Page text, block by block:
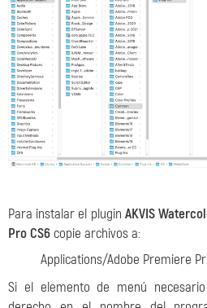
Para instalar el plugin AKVIS
Pro CS6 copie archivos a:
Applications/Adobe Premiere
Si el elemento de menú